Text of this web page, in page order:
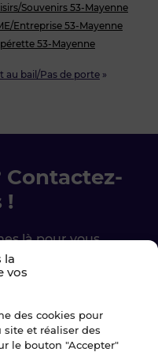
la
vos
des cookies pour
et réaliser des
le bouton "Accepter"
au bail/Pas de porte »
Souvenirs 53-Mayenne
Entreprise 53-Mayenne
53-Mayenne
Contactez-
!
là pour vous
étape.
34